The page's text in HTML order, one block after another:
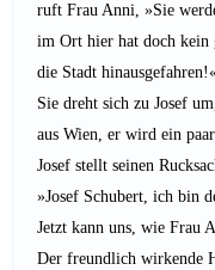
ruft Frau Anni, »Sie
im Ort hier hat doch kein
die Stadt
Sie dreht sich zu Josef
aus Wien, er wird ein
Josef stellt seinen
»Josef Schubert, ich bin
Jetzt kann uns, wie Frau
Der freundlich wirkende